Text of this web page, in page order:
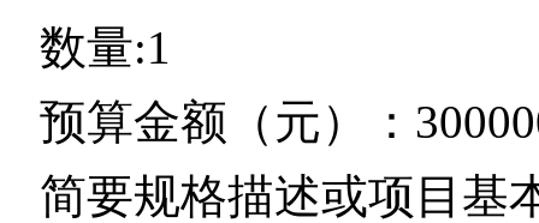
数量:1
预算金额（元）：
简要规格描述或项目基